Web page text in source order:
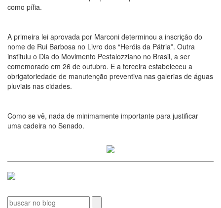
como pífia.
A primeira lei aprovada por Marconi determinou a inscrição do
nome de Rui Barbosa no Livro dos “Heróis da Pátria”. Outra
instituiu o Dia do Movimento Pestalozziano no Brasil, a ser
comemorado em 26 de outubro. E a terceira estabeleceu a
obrigatoriedade de manutenção preventiva nas galerias de águas
pluviais nas cidades.
Como se vê, nada de minimamente importante para justificar
uma cadeira no Senado.